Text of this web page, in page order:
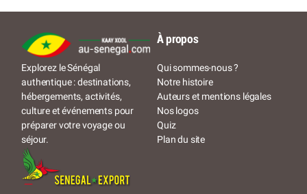
Explorez le Sénégal
authentique : destinations,
hébergements, activités,
culture et événements pour
préparer votre voyage ou
séjour.
À propos
Qui sommes-nous ?
Notre histoire
Auteurs et mentions légales
Nos logos
Quiz
Plan du site